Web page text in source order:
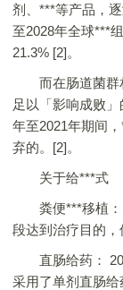
剂、***等产品，
至2028年全球***
21.3% [2]。
而在肠道菌群
足以「影响成败
年至2021年期间
弃的。[2]。
关于给***式
粪便***移植：
段达到治疗目的，
直肠给药：
采用了单剂直肠给